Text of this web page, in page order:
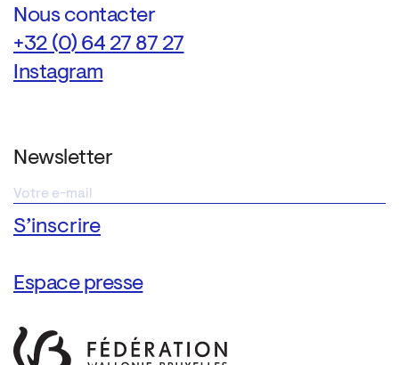
Nous contacter
+32 (0) 64 27 87 27
Instagram
Newsletter
Espace presse